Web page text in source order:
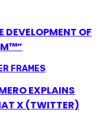
DEVELOPMENT OF
EXPLAINS
X (TWITTER)